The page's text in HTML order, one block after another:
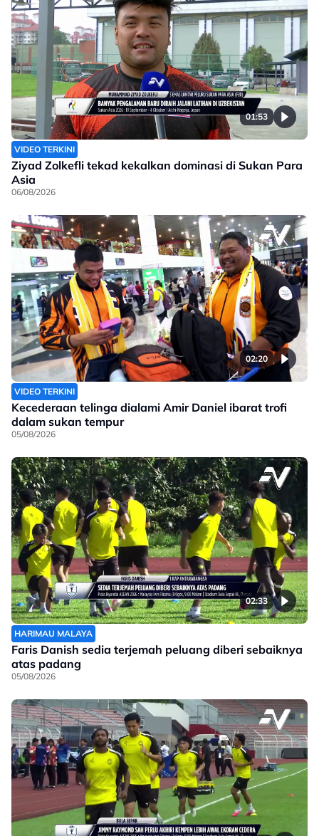
01:53
VIDEO TERKINI
Ziyad Zolkefli tekad kekalkan dominasi di Sukan Para
Asia
06/08/2026
02:20
VIDEO TERKINI
Kecederaan telinga dialami Amir Daniel ibarat trofi
dalam sukan tempur
05/08/2026
02:33
HARIMAU MALAYA
Faris Danish sedia terjemah peluang diberi sebaiknya
atas padang
05/08/2026